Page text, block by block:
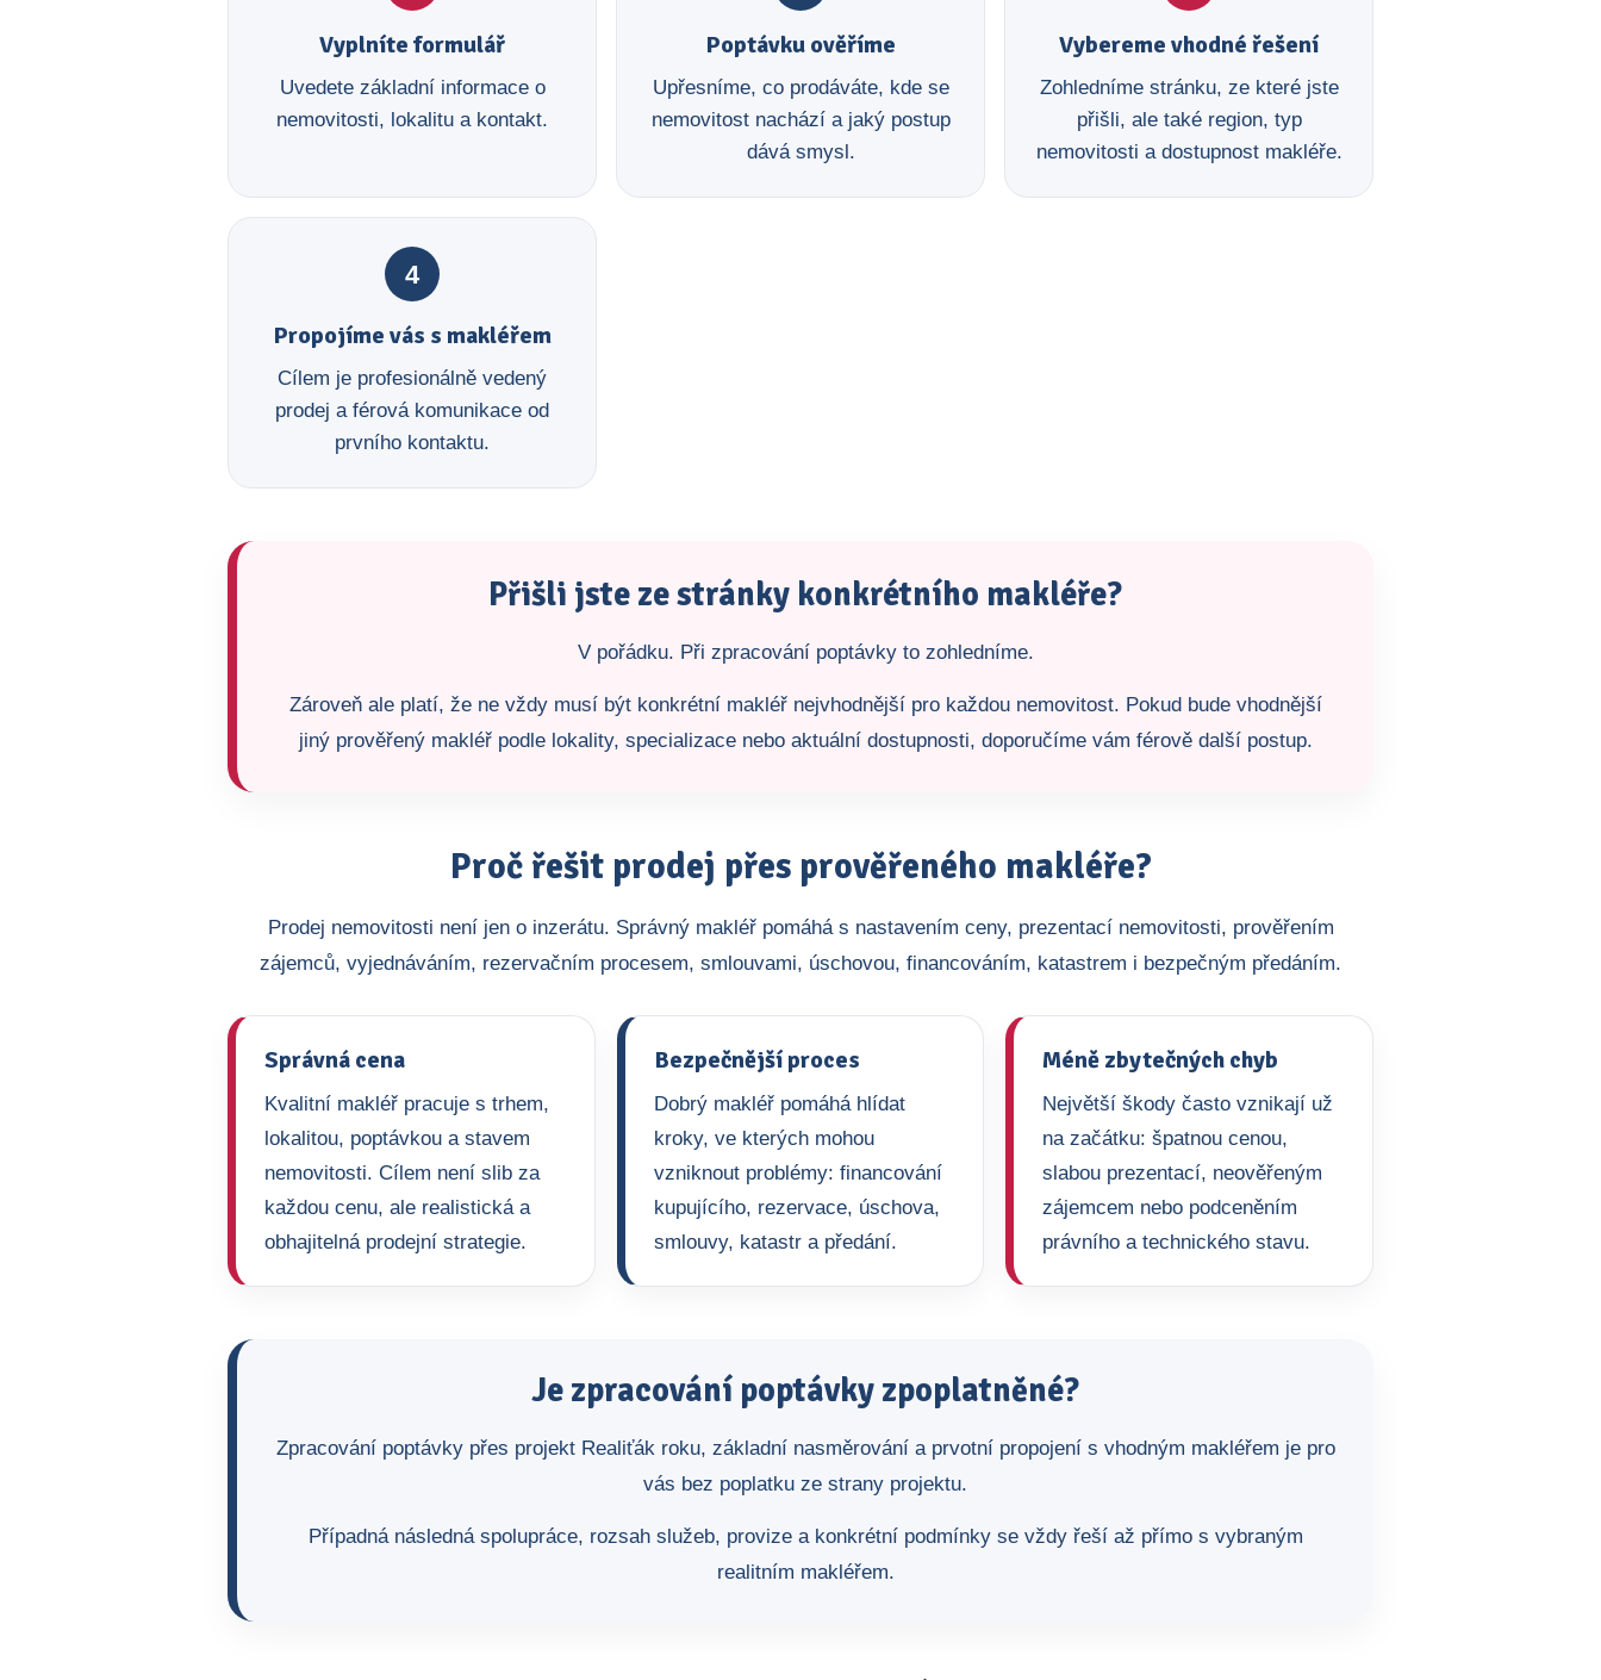
Vyplníte formulář
Uvedete základní informace o
nemovitosti, lokalitu a kontakt.
Poptávku ověříme
Upřesníme, co prodáváte, kde se
nemovitost nachází a jaký postup
dává smysl.
Vybereme vhodné řešení
Zohledníme stránku, ze které jste
přišli, ale také region, typ
nemovitosti a dostupnost makléře.
4
Propojíme vás s makléřem
Cílem je profesionálně vedený
prodej a férová komunikace od
prvního kontaktu.
Přišli jste ze stránky konkrétního makléře?
V pořádku. Při zpracování poptávky to zohledníme.
Zároveň ale platí, že ne vždy musí být konkrétní makléř nejvhodnější pro každou nemovitost. Pokud bude vhodnější
jiný prověřený makléř podle lokality, specializace nebo aktuální dostupnosti, doporučíme vám férově další postup.
Proč řešit prodej přes prověřeného makléře?
Prodej nemovitosti není jen o inzerátu. Správný makléř pomáhá s nastavením ceny, prezentací nemovitosti, prověřením
zájemců, vyjednáváním, rezervačním procesem, smlouvami, úschovou, financováním, katastrem i bezpečným předáním.
Správná cena
Kvalitní makléř pracuje s trhem,
lokalitou, poptávkou a stavem
nemovitosti. Cílem není slib za
každou cenu, ale realistická a
obhajitelná prodejní strategie.
Bezpečnější proces
Dobrý makléř pomáhá hlídat
kroky, ve kterých mohou
vzniknout problémy: financování
kupujícího, rezervace, úschova,
smlouvy, katastr a předání.
Méně zbytečných chyb
Největší škody často vznikají už
na začátku: špatnou cenou,
slabou prezentací, neověřeným
zájemcem nebo podceněním
právního a technického stavu.
Je zpracování poptávky zpoplatněné?
Zpracování poptávky přes projekt Realiťák roku, základní nasměrování a prvotní propojení s vhodným makléřem je pro
vás bez poplatku ze strany projektu.
Případná následná spolupráce, rozsah služeb, provize a konkrétní podmínky se vždy řeší až přímo s vybraným
realitním makléřem.